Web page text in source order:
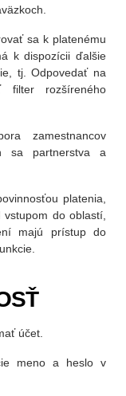
sa k platenému
k dispozícii ďalšie
tj. Odpovedať na
filter rozšíreného
zamestnancov
sa partnerstva a
platenia,
do oblastí,
majú prístup do
účet.
meno a heslo v